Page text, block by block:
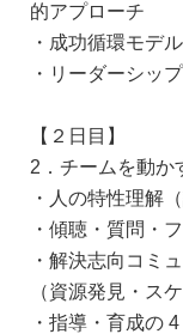
的アプローチ
・成功循環モデ
・リーダーシッ
【２日目】
2．チームを動か
・人の特性理解
・傾聴・質問・
・解決志向コミ
（資源発見・ス
・指導・育成の